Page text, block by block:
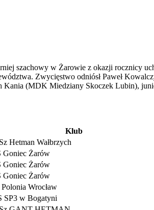
szachowy w Żarowie z okazji rocznicy
Zwycięstwo odniósł Paweł
(MDK Miedziany Skoczek Lubin),
Klub
Hetman Wałbrzych
Goniec Żarów
Goniec Żarów
Goniec Żarów
Wrocław
SP3 w Bogatyni